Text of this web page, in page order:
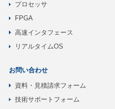
プロセッサ
FPGA
高速インタフェース
リアルタイムOS
お問い合わせ
資料・見積請求フォーム
技術サポートフォーム